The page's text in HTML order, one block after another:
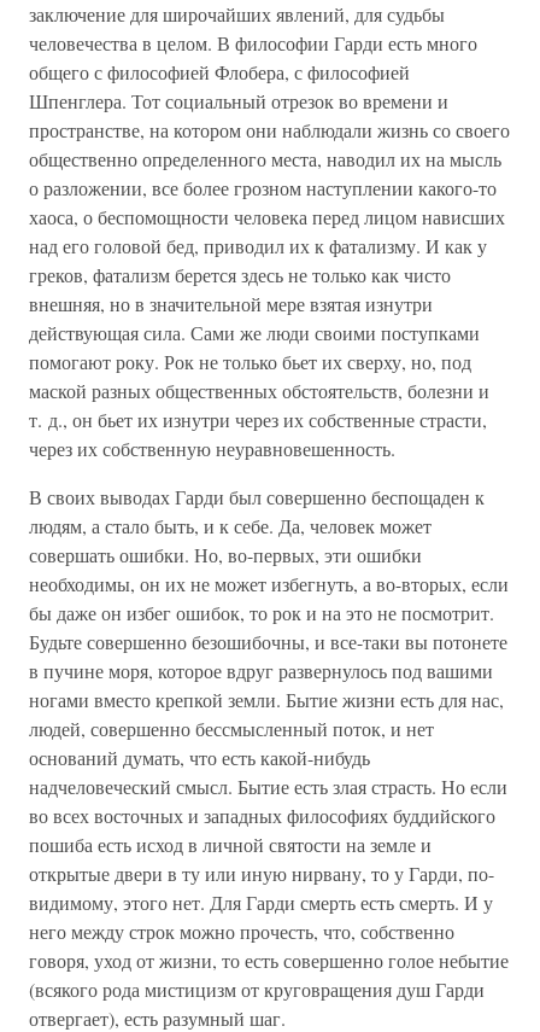
заключение для широчайших явлений, для судьбы
человечества в целом. В философии Гарди есть много
общего с философией Флобера, с философией
Шпенглера. Тот социальный отрезок во времени и
пространстве, на котором они наблюдали жизнь со своего
общественно определенного места, наводил их на мысль
о разложении, все более грозном наступлении какого-то
хаоса, о беспомощности человека перед лицом нависших
над его головой бед, приводил их к фатализму. И как у
греков, фатализм берется здесь не только как чисто
внешняя, но в значительной мере взятая изнутри
действующая сила. Сами же люди своими поступками
помогают року. Рок не только бьет их сверху, но, под
маской разных общественных обстоятельств, болезни и
т. д., он бьет их изнутри через их собственные страсти,
через их собственную неуравновешенность.
В своих выводах Гарди был совершенно беспощаден к
людям, а стало быть, и к себе. Да, человек может
совершать ошибки. Но, во-первых, эти ошибки
необходимы, он их не может избегнуть, а во-вторых, если
бы даже он избег ошибок, то рок и на это не посмотрит.
Будьте совершенно безошибочны, и все-таки вы потонете
в пучине моря, которое вдруг развернулось под вашими
ногами вместо крепкой земли. Бытие жизни есть для нас,
людей, совершенно бессмысленный поток, и нет
оснований думать, что есть какой-нибудь
надчеловеческий смысл. Бытие есть злая страсть. Но если
во всех восточных и западных философиях буддийского
пошиба есть исход в личной святости на земле и
открытые двери в ту или иную нирвану, то у Гарди, по-
видимому, этого нет. Для Гарди смерть есть смерть. И у
него между строк можно прочесть, что, собственно
говоря, уход от жизни, то есть совершенно голое небытие
(всякого рода мистицизм от круговращения душ Гарди
отвергает), есть разумный шаг.